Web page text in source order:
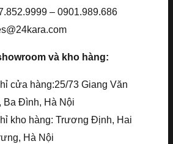
– 0901.989.686
và kho hàng:
cửa hàng:25/73 Giang Văn
Ba Đình, Hà Nội
kho hàng: Trương Định, Hai
Hà Nội